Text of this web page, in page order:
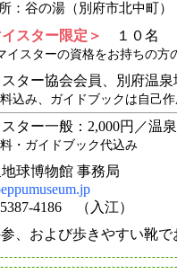
：谷の湯（別府市北中町）
スター限定＞ １０名
スターの資格をお持ちの方
ター協会会員、別府温泉
込み、ガイドブックは自己
ター一般：2,000円／温
・ガイドブック代込み
球博物館 事務局
4186 （入江）
、および歩きやすい靴で